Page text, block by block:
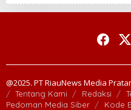
@2025. PT RiauNews Media
Tentang Kami Redaksi
Pedoman Media Siber
Kode